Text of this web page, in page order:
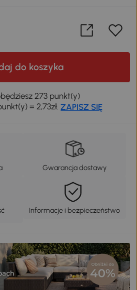
do koszyka
273 punkt(y)
= 2,73zł.ZAPISZ SIĘ
Gwarancja dostawy
Informacje i bezpieczeństwo